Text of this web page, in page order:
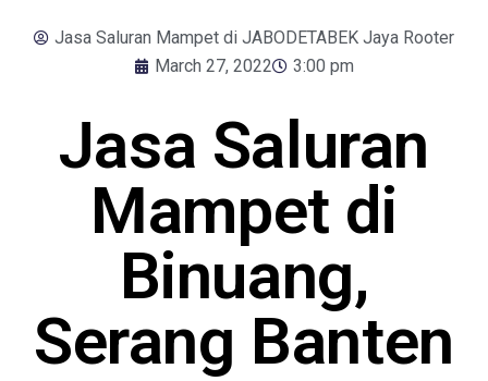
Jasa Saluran Mampet di JABODETABEK Jaya Rooter
March 27, 2022
3:00 pm
Jasa Saluran
Mampet di
Binuang,
Serang Banten